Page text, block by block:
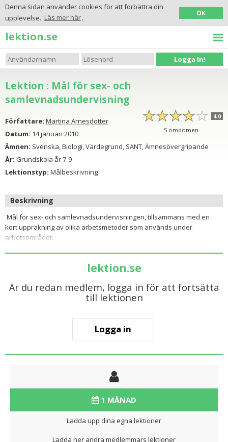
Denna sidan använder cookies för att förbättra din
upplevelse. Läs mer här.
OK
lektion.se
Logga In!
Lektion : Mål för sex- och
samlevnadsundervisning
☆☆☆☆☆
★★★★★ 4.0
5 omdömen
Författare: Martina Arnesdotter
Datum: 14 januari 2010
Ämnen: Svenska, Biologi, Värdegrund, SANT, Ämnesövergripande
År: Grundskola år 7-9
Lektionstyp: Målbeskrivning
Beskrivning
Mål för sex- och samlevnadsundervisningen, tillsammans med en
kort uppräkning av olika arbetsmetoder som används under
arbetsområdet.
lektion.se
Är du redan medlem, logga in för att fortsätta
till lektionen
Logga in
1 MÅNAD
Ladda upp dina egna lektioner
Ladda ner andra medlemmars lektioner